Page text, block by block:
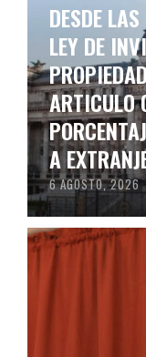
DESDE
LEY DE
ARTICULO
A
6 AGOSTO, 2026